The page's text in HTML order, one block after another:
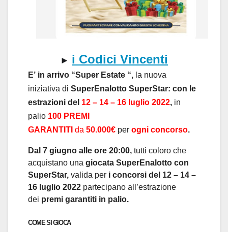
► i Codici Vincenti
E’ in arrivo “Super Estate “, la nuova
iniziativa di SuperEnalotto SuperStar: con le
estrazioni del 12 – 14 – 16 luglio 2022, in
palio 100 PREMI
GARANTITI da 50.000€ per ogni concorso.
Dal 7 giugno alle ore 20:00, tutti coloro che
acquistano una giocata SuperEnalotto con
SuperStar, valida per i concorsi del 12 – 14 –
16 luglio 2022 partecipano all’estrazione
dei premi garantiti in palio.
COME SI GIOCA